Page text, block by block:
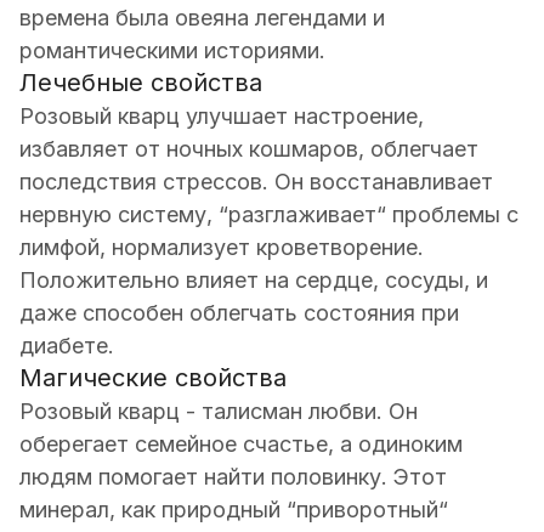
времена была овеяна легендами и
романтическими историями.
Лечебные свойства
Розовый кварц улучшает настроение,
избавляет от ночных кошмаров, облегчает
последствия стрессов. Он восстанавливает
нервную систему, “разглаживает“ проблемы с
лимфой, нормализует кроветворение.
Положительно влияет на сердце, сосуды, и
даже способен облегчать состояния при
диабете.
Магические свойства
Розовый кварц - талисман любви. Он
оберегает семейное счастье, а одиноким
людям помогает найти половинку. Этот
минерал, как природный “приворотный“